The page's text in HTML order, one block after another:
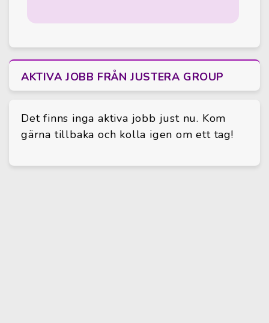
AKTIVA JOBB FRÅN JUSTERA GROUP
Det finns inga aktiva jobb just nu. Kom
gärna tillbaka och kolla igen om ett tag!